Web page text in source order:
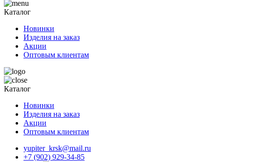
Каталог
Новинки
Изделия на заказ
Акции
Оптовым клиентам
Каталог
Новинки
Изделия на заказ
Акции
Оптовым клиентам
yupiter_krsk@mail.ru
+7 (902) 929-34-85